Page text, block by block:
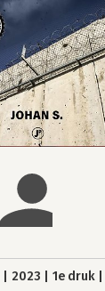
2023 1e druk